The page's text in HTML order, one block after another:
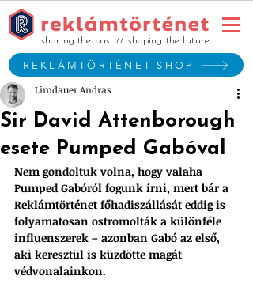
REKLÁMTÖRTÉNET SHOP
sharing the past // shaping the future
Sir David Attenborough
esete Pumped Gabóval
Limdauer Andras
Nem gondoltuk volna, hogy valaha
Pumped Gabóról fogunk írni, mert bár a
Reklámtörténet főhadiszállását eddig is
folyamatosan ostromolták a különféle
influenszerek – azonban Gabó az első,
aki keresztül is küzdötte magát
védvonalainkon.